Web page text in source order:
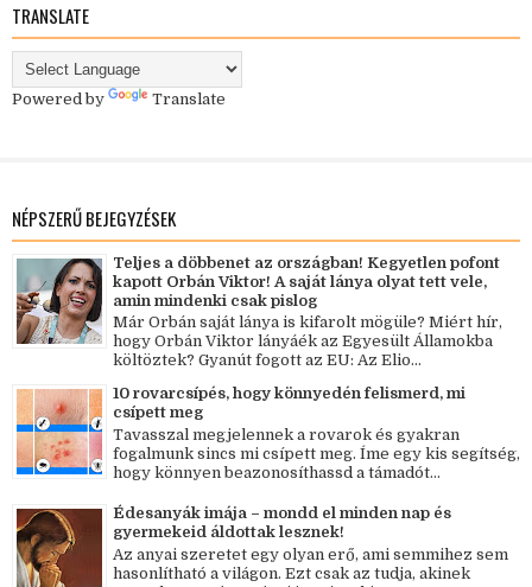
TRANSLATE
Powered by Translate
NÉPSZERŰ BEJEGYZÉSEK
Teljes a döbbenet az országban! Kegyetlen pofont
kapott Orbán Viktor! A saját lánya olyat tett vele,
amin mindenki csak pislog
Már Orbán saját lánya is kifarolt mögüle? Miért hír,
hogy Orbán Viktor lányáék az Egyesült Államokba
költöztek? Gyanút fogott az EU: Az Elio...
10 rovarcsípés, hogy könnyedén felismerd, mi
csípett meg
Tavasszal megjelennek a rovarok és gyakran
fogalmunk sincs mi csípett meg. Íme egy kis segítség,
hogy könnyen beazonosíthassd a támadót...
Édesanyák imája – mondd el minden nap és
gyermekeid áldottak lesznek!
Az anyai szeretet egy olyan erő, ami semmihez sem
hasonlítható a világon. Ezt csak az tudja, akinek